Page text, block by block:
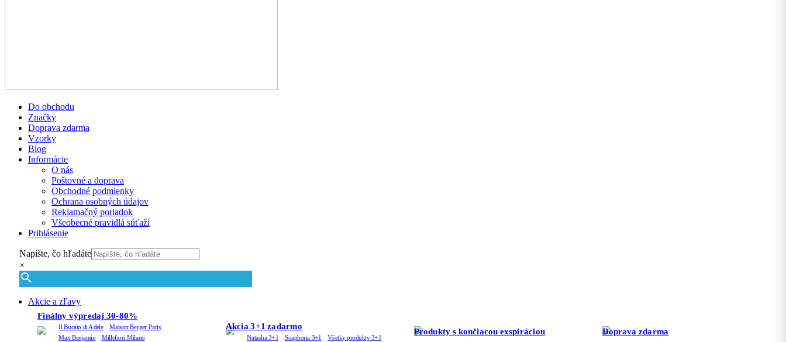
Do obchodu
Značky
Doprava zdarma
Vzorky
Blog
Informácie
O nás
Poštovné a doprava
Obchodné podmienky
Ochrana osobných údajov
Reklamačný poriadok
Všeobecné pravidlá súťaží
Prihlásenie
Napíšte, čo hľadáte
×
Akcie a zľavy
Finálny výpredaj 30-80%
Il Bucato di Adele Maison Berger Paris
Max Benjamin
Millefiori Milano
Akcia 3+1 zadarmo
Natasha 3+1 Soaphoria 3+1 Všetky produkty 3+1
Produkty s končiacou exspiráciou Doprava zdarma